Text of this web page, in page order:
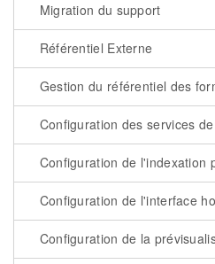
Migration du support
Référentiel Externe
Gestion du référentiel des
Configuration des services
Configuration de l'indexation
Configuration de l'interface
Configuration de la